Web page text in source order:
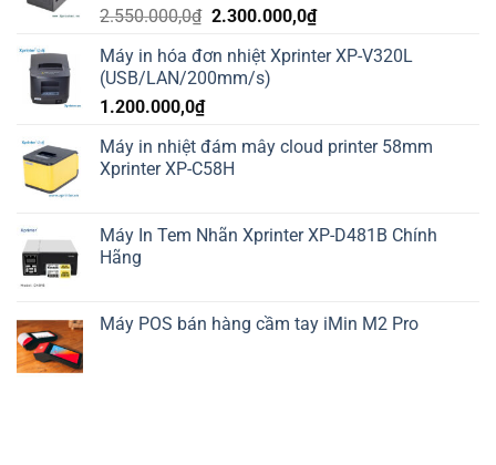
2.550.000,0₫ Giá
là:
2.550.000,0₫.
2.300.000,0₫Giá
tại
Máy in hóa đơn nhiệt Xprinter XP-V320L
(USB/LAN/200mm/s)
1.200.000,0₫
Máy in nhiệt đám mây cloud printer 58mm
Xprinter XP-C58H
Máy In Tem Nhãn Xprinter XP-D481B Chính
Hãng
Máy POS bán hàng cầm tay iMin M2 Pro